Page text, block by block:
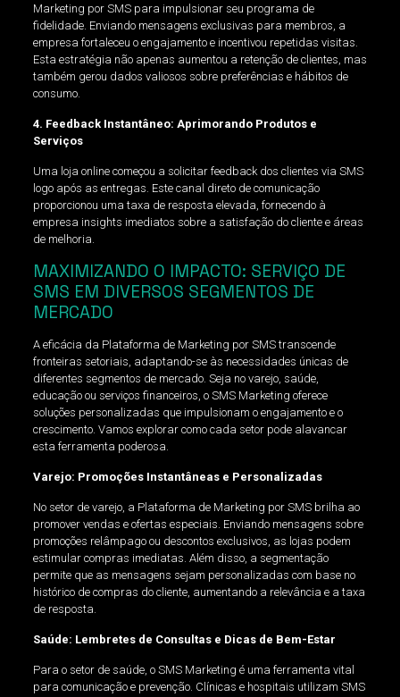
Marketing por SMS para impulsionar seu programa de
fidelidade. Enviando mensagens exclusivas para membros, a
empresa fortaleceu o engajamento e incentivou repetidas visitas.
Esta estratégia não apenas aumentou a retenção de clientes, mas
também gerou dados valiosos sobre preferências e hábitos de
consumo.
4. Feedback Instantâneo: Aprimorando Produtos e
Serviços
Uma loja online começou a solicitar feedback dos clientes via SMS
logo após as entregas. Este canal direto de comunicação
proporcionou uma taxa de resposta elevada, fornecendo à
empresa insights imediatos sobre a satisfação do cliente e áreas
de melhoria.
MAXIMIZANDO O IMPACTO: SERVIÇO DE
SMS EM DIVERSOS SEGMENTOS DE
MERCADO
A eficácia da Plataforma de Marketing por SMS transcende
fronteiras setoriais, adaptando-se às necessidades únicas de
diferentes segmentos de mercado. Seja no varejo, saúde,
educação ou serviços financeiros, o SMS Marketing oferece
soluções personalizadas que impulsionam o engajamento e o
crescimento. Vamos explorar como cada setor pode alavancar
esta ferramenta poderosa.
Varejo: Promoções Instantâneas e Personalizadas
No setor de varejo, a Plataforma de Marketing por SMS brilha ao
promover vendas e ofertas especiais. Enviando mensagens sobre
promoções relâmpago ou descontos exclusivos, as lojas podem
estimular compras imediatas. Além disso, a segmentação
permite que as mensagens sejam personalizadas com base no
histórico de compras do cliente, aumentando a relevância e a taxa
de resposta.
Saúde: Lembretes de Consultas e Dicas de Bem-Estar
Para o setor de saúde, o SMS Marketing é uma ferramenta vital
para comunicação e prevenção. Clínicas e hospitais utilizam SMS